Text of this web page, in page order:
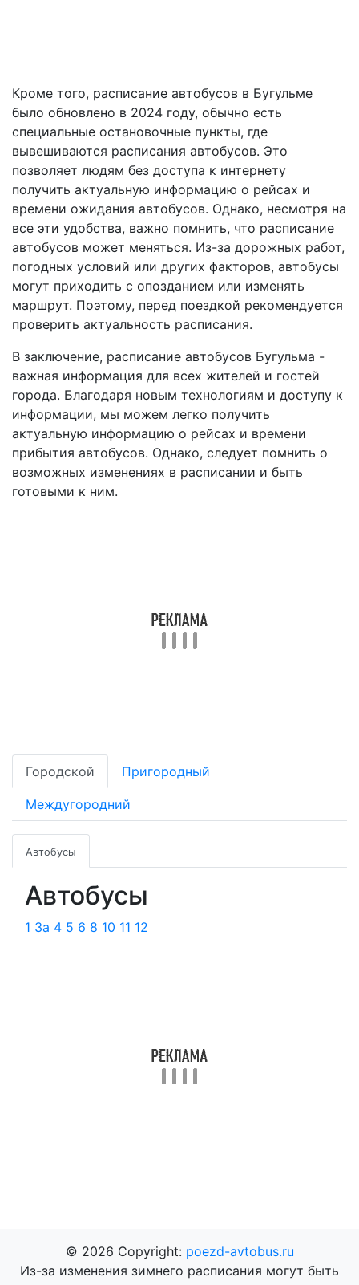
Кроме того, расписание автобусов в Бугульме
было обновлено в 2024 году, обычно есть
специальные остановочные пункты, где
вывешиваются расписания автобусов. Это
позволяет людям без доступа к интернету
получить актуальную информацию о рейсах и
времени ожидания автобусов. Однако, несмотря на
все эти удобства, важно помнить, что расписание
автобусов может меняться. Из-за дорожных работ,
погодных условий или других факторов, автобусы
могут приходить с опозданием или изменять
маршрут. Поэтому, перед поездкой рекомендуется
проверить актуальность расписания.
В заключение, расписание автобусов Бугульма -
важная информация для всех жителей и гостей
города. Благодаря новым технологиям и доступу к
информации, мы можем легко получить
актуальную информацию о рейсах и времени
прибытия автобусов. Однако, следует помнить о
возможных изменениях в расписании и быть
готовыми к ним.
Городской Пригородный
Междугородний
Автобусы
Автобусы
1 3а 4 5 6 8 10 11 12
© 2026 Copyright: poezd-avtobus.ru
Из-за изменения зимнего расписания могут быть